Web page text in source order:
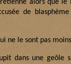
alors que le
de
ne le sont pas
dans une geôle